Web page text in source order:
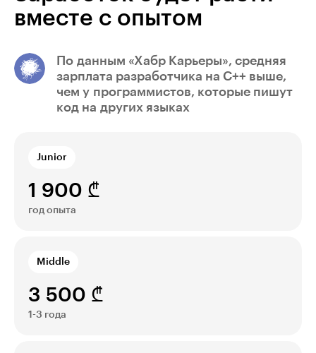
вместе с опытом
По данным «Хабр Карьеры», средняя
зарплата разработчика на С++ выше,
чем у программистов, которые пишут
код на других языках
1 900 ₾
Junior
год опыта
3 500 ₾
Middle
1-3 года